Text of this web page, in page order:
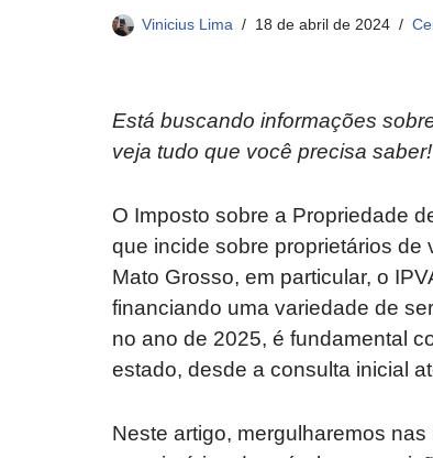
Vinicius Lima 18 de abril de 2024
Está buscando informações
veja tudo que você precisa saber!
O Imposto sobre a Propriedade
que incide sobre proprietários
Mato Grosso, em particular, o
financiando uma variedade de
no ano de 2025, é fundamental
estado, desde a consulta inicial
Neste artigo, mergulharemos